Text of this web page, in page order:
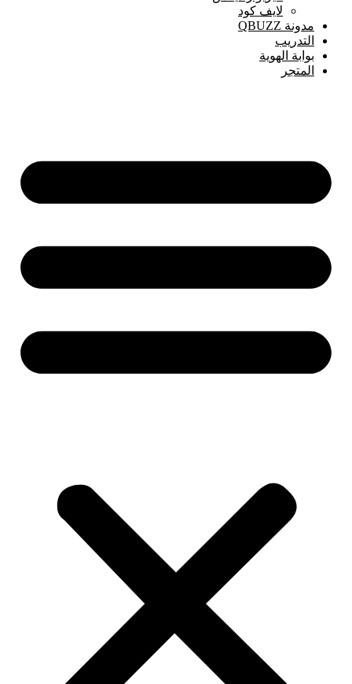
لايف كود
مدونة QBUZZ
التدريب
بوابة الهوية
المتجر